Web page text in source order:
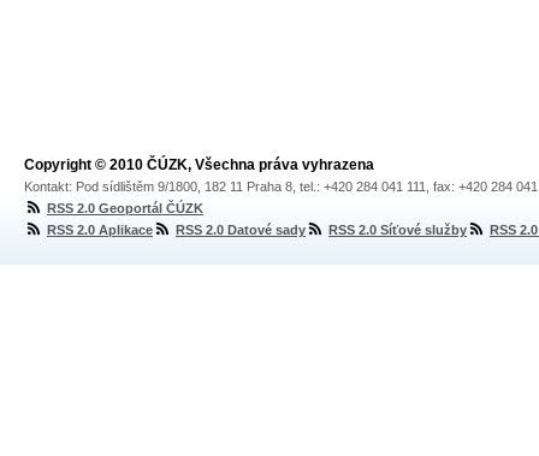
Copyright © 2010 ČÚZK, Všechna práva vyhrazena
Kontakt: Pod sídlištěm 9/1800, 182 11 Praha 8, tel.: +420 284 041 111, fax: +420 284
RSS 2.0 Geoportál ČÚZK
RSS 2.0 Aplikace
RSS 2.0 Datové sady RSS 2.0 Síťové služby RSS